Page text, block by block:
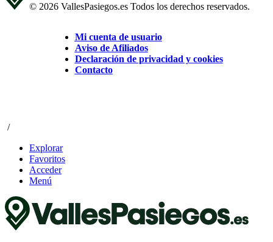
© 2026 VallesPasiegos.es Todos los derechos reservados.
Mi cuenta de usuario
Aviso de Afiliados
Declaración de privacidad y cookies
Contacto
/
Explorar
Favoritos
Acceder
Menú